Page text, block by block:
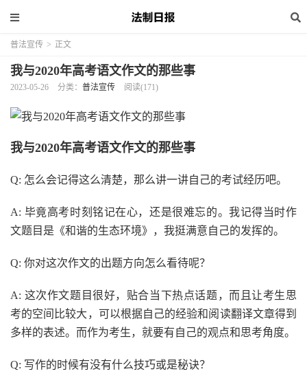
普法宣传 > 正文
我与2020年高考语文作文的那些事
2023-05-26 分类： 普法宣传 阅读(171)
我与2020年高考语文作文的那些事
Q: 怎么会记得这么清楚，那么讲一讲自己的考试经历吧。
A: 毕竟高考时刻铭记在心，还是很难忘的。我记得当时作
文题目是《和谐的生态环境》，我挺满意自己的发挥的。
Q: 你对这次作文的出题方向怎么看待呢？
A: 这次作文题目很好，贴合当下热点话题，而且让考生思
考的空间比较大，可以根据自己的经验和阅读翻译文章得到
多样的表述。而作为考生，就要有自己的观点和思考角度。
Q: 写作的时候有没有什么技巧或是秘诀？